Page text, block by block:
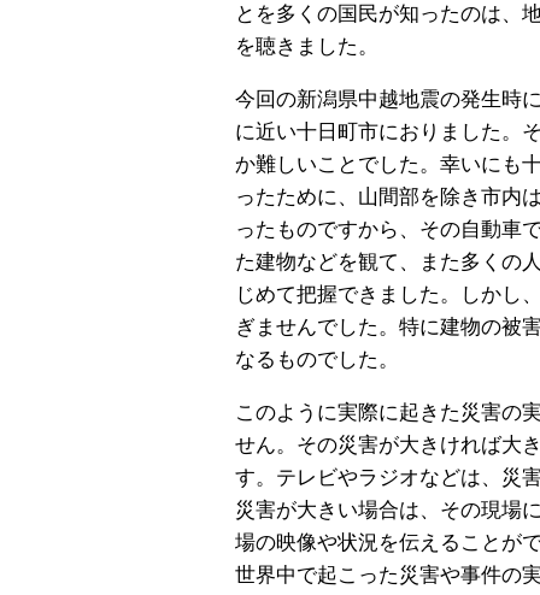
とを多くの国民が知ったのは、
を聴きました。
今回の新潟県中越地震の発生時
に近い十日町市におりました。
か難しいことでした。幸いにも
ったために、山間部を除き市内
ったものですから、その自動車
た建物などを観て、また多くの
じめて把握できました。しかし
ぎませんでした。特に建物の被
なるものでした。
このように実際に起きた災害の
せん。その災害が大きければ大
す。テレビやラジオなどは、災
災害が大きい場合は、その現場
場の映像や状況を伝えることが
世界中で起こった災害や事件の